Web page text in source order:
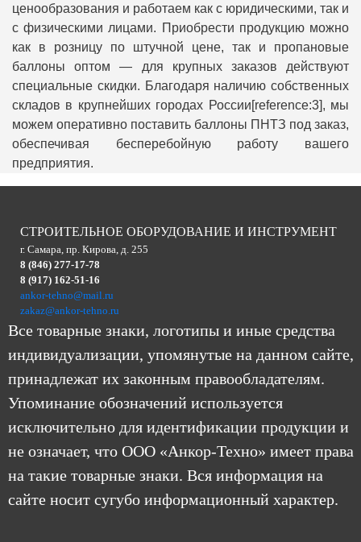
ценообразования и работаем как с юридическими, так и
с физическими лицами. Приобрести продукцию можно
как в розницу по штучной цене, так и пропановые
баллоны оптом — для крупных заказов действуют
специальные скидки. Благодаря наличию собственных
складов в крупнейших городах России[reference:3], мы
можем оперативно поставить баллоны ПНТЗ под заказ,
обеспечивая бесперебойную работу вашего
предприятия.
СТРОИТЕЛЬНОЕ ОБОРУДОВАНИЕ И ИНСТРУМЕНТ
г. Самара, пр. Кирова, д. 255
8 (846) 277-17-78
8 (917) 162-51-16
ankor-tehno@mail.ru
zakaz@ankor-tehno.ru
Все товарные знаки, логотипы и иные средства
индивидуализации, упомянутые на данном сайте,
принадлежат их законным правообладателям.
Упоминание обозначений используется
исключительно для идентификации продукции и
не означает, что ООО «Анкор-Техно» имеет права
на такие товарные знаки. Вся информация на
сайте носит сугубо информационный характер.